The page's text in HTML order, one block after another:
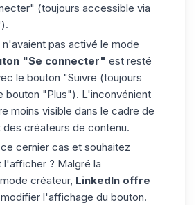
(toujours accessible via
n'avaient pas activé le mode
"Se connecter" est resté
le bouton "Suivre (toujours
bouton "Plus"). L'inconvénient
moins visible dans le cadre de
des créateurs de contenu.
cernier cas et souhaitez
? Malgré la
créateur, LinkedIn offre
l'affichage du bouton.